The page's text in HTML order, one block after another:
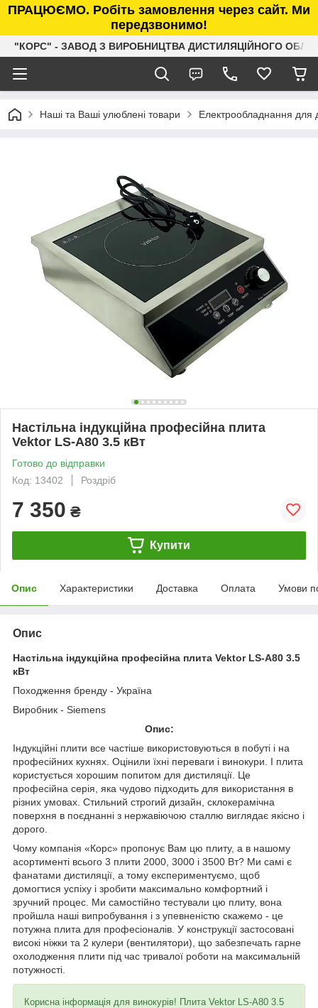
ПРАЦЮЄМО. Робіть замовлення через сайт. Ми
передзвонимо!
"КОРС" - ЗАВОД З ВИРОБНИЦТВА ДИСТИЛЯЦІЙНОГО
Наші та Ваші улюблені товари Електрообладнання для
Настільна індукційна професійна плита
Vektor LS-A80 3.5 кВт
Готово до відправки
Код: 13402
Роздріб
7 350 ₴
Купити
Опис Характеристики Доставка Оплата Умови
Опис
Настільна індукційна професійна плита Vektor LS-A80 3.5
кВт
Походження бренду - Україна
Виробник - Siemens
Опис:
Індукційні плити все частіше використовуються в побуті і на
професійних кухнях. Оцінили їхні переваги і винокури. І плита
користується хорошим попитом для дистиляції. Це
професійна серія, яка чудово підходить для використання в
різних умовах. Стильний строгий дизайн, склокерамічна
поверхня в поєднанні з нержавіючою сталлю виглядає якісно і
дорого.
Чому компанія «Корс» пропонує Вам цю плиту, а в нашому
асортименті всього 3 плити 2000, 3000 і 3500 Вт? Ми самі є
фанатами дистиляції, а тому експериментуємо, щоб
домогтися успіху і зробити максимально комфортний і
зручний процес. Ми самостійно тестували цю плиту, вона
пройшла наші випробування і з упевненістю скажемо - це
потужна плита для професіоналів. У конструкції застосовані
високі ніжки та 2 кулери (вентилятори), що забезпечать гарне
охолодження плити під час тривалої роботи на максимальній
потужності.
Корисна інформація для винокурів! Плита Vektor LS-A80 3.5